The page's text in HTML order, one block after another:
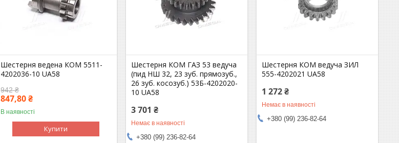
Шестерня ведена КОМ 5511-
4202036-10 UA58
942 ₴
847,80 ₴
В наявності
Купити
Шестерня КОМ ГАЗ 53 ведуча
(пид НШ 32, 23 зуб. прямозуб.,
26 зуб. косозуб.) 53Б-4202020-
10 UA58
3 701 ₴
Немає в наявності
+380 (99) 236-82-64
Шестерня КОМ ведуча ЗИЛ
555-4202021 UA58
1 272 ₴
Немає в наявності
+380 (99) 236-82-64